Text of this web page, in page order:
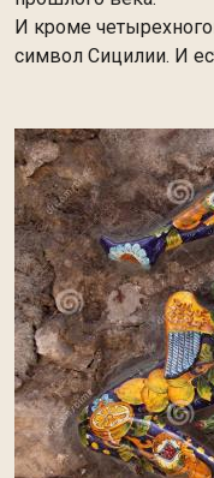
И кроме
символ Сицилии. И